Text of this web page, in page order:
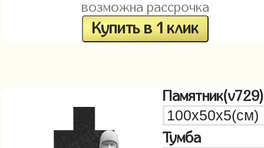
возможна рассрочка
Купить в 1 клик
Памятник(v729)
Тумба